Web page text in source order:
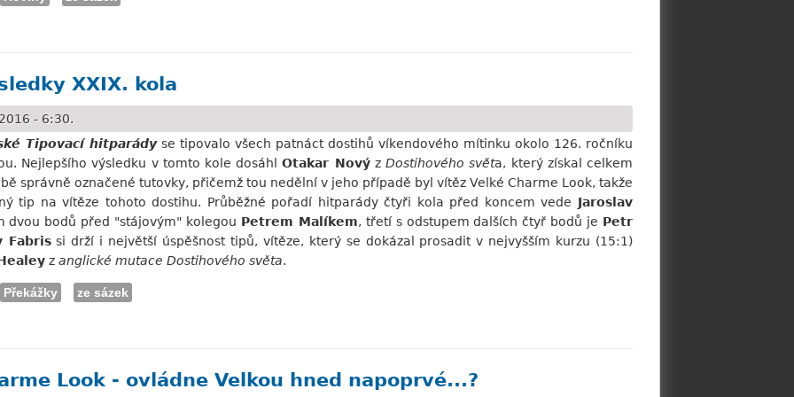
XXIX. kola
- 6:30.
Tipovací hitparádyse tipovalo všech patnáct dostihů víkendového mítinku okolo 126. ročníku
Nejlepšího výsledku v tomto kole dosáhlOtakar NovýzDostihového světa, který získal celkem
správně označené tutovky, přičemž tou nedělní v jeho případě byl vítěz Velké Charme Look, takže
tip na vítěze tohoto dostihu. Průběžné pořadí hitparády čtyři kola před koncem vede Jaroslav
dvou bodů před "stájovým" kolegou Petrem Malíkem, třetí s odstupem dalších čtyř bodů je Petr
Fabrissi drží i největší úspěšnost tipů, vítěze, který se dokázal prosadit v nejvyšším kurzu (15:1)
z anglické mutace Dostihového světa.
Překážky
ze sázek
Look - ovládne Velkou hned napoprvé...?